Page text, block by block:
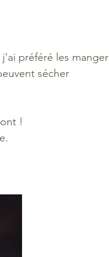
préféré les manger
sécher
!